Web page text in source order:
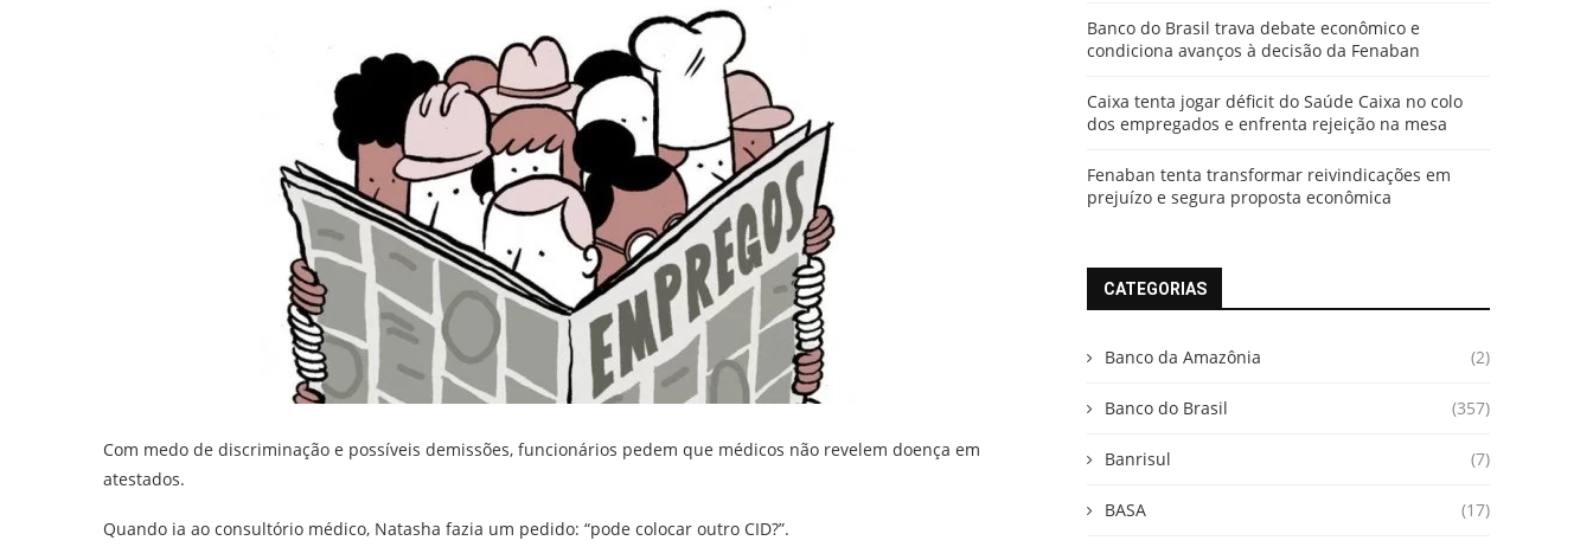
Com medo de discriminação e possíveis demissões, funcionários pedem que médicos não revelem doença em
atestados.
Quando ia ao consultório médico, Natasha fazia um pedido: “pode colocar outro CID?”.
Banco do Brasil trava debate econômico e
condiciona avanços à decisão da Fenaban
Caixa tenta jogar déficit do Saúde Caixa no colo
dos empregados e enfrenta rejeição na mesa
Fenaban tenta transformar reivindicações em
prejuízo e segura proposta econômica
CATEGORIAS
Banco da Amazônia (2)
Banco do Brasil (357)
Banrisul (7)
BASA (17)